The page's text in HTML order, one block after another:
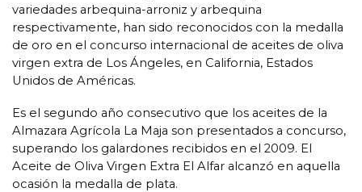
variedades arbequina-arroniz y arbequina
respectivamente, han sido reconocidos con la medalla
de oro en el concurso internacional de aceites de oliva
virgen extra de Los Ángeles, en California, Estados
Unidos de Américas.
Es el segundo año consecutivo que los aceites de la
Almazara Agrícola La Maja son presentados a concurso,
superando los galardones recibidos en el 2009. El
Aceite de Oliva Virgen Extra El Alfar alcanzó en aquella
ocasión la medalla de plata.